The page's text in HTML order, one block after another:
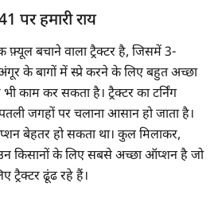
पर हमारी राय
फ़्यूल बचाने वाला ट्रैक्टर है, जिसमें 3-
के बागों में स्प्रे करने के लिए बहुत अच्छा
काम कर सकता है। ट्रैक्टर का टर्निंग
जगहों पर चलाना आसान हो जाता है।
बेहतर हो सकता था। कुल मिलाकर,
उन किसानों के लिए सबसे अच्छा ऑप्शन है जो
ट्रैक्टर ढूंढ रहे हैं।